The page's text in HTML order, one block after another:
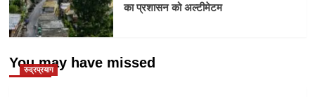
का प्रशासन को अल्टीमेटम
You may have missed
रुद्रप्रयाग